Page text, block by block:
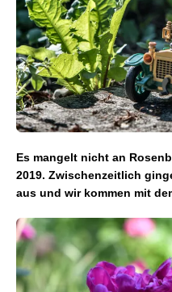
Es mangelt nicht an
2019. Zwischenzeitlich
aus und wir kommen mit